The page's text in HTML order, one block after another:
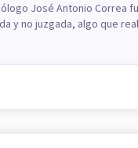
José Antonio Correa
y no juzgada, algo que